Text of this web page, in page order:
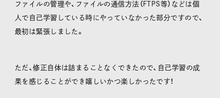
ファイルの管理や、ファイルの通信方法（FTPS等）などは個
人で自己学習している時にやっていなかった部分ですので、
最初は緊張しました。
ただ、修正自体は詰まることなくできたので、自己学習の成
果を感じることができ嬉しいかつ楽しかったです！